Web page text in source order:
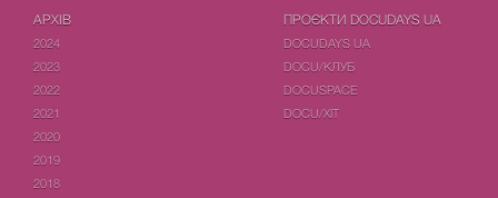
АРХІВ
2024
2023
2022
2021
2020
2019
2018
ПРОЄКТИ DOCUDAYS UA
DOCUDAYS UA
DOCU/КЛУБ
DOCUSPACE
DOCU/ХІТ